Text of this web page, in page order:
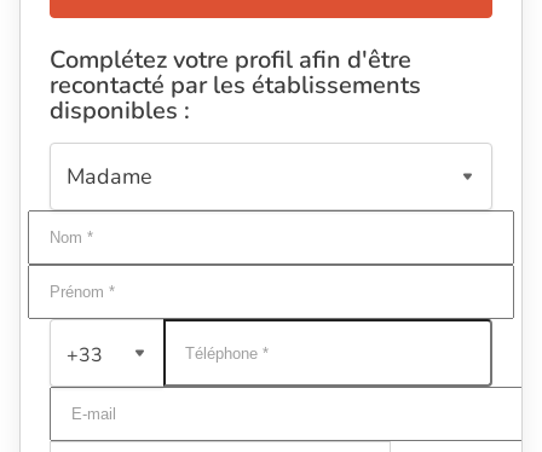
Complétez votre profil afin d'être
recontacté par les établissements
disponibles :
+33